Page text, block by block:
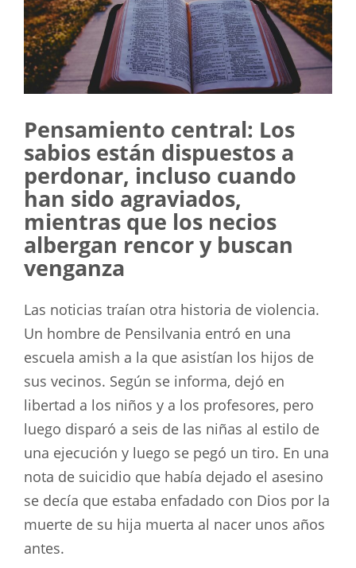
Pensamiento central: Los
sabios están dispuestos a
perdonar, incluso cuando
han sido agraviados,
mientras que los necios
albergan rencor y buscan
venganza
Las noticias traían otra historia de violencia.
Un hombre de Pensilvania entró en una
escuela amish a la que asistían los hijos de
sus vecinos. Según se informa, dejó en
libertad a los niños y a los profesores, pero
luego disparó a seis de las niñas al estilo de
una ejecución y luego se pegó un tiro. En una
nota de suicidio que había dejado el asesino
se decía que estaba enfadado con Dios por la
muerte de su hija muerta al nacer unos años
antes.